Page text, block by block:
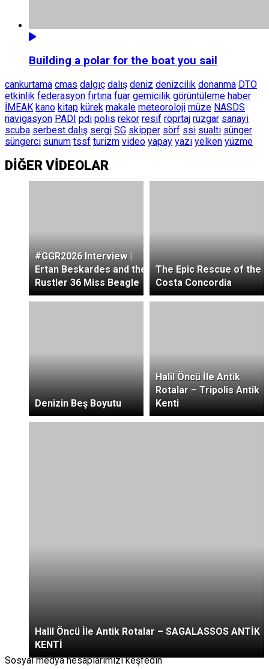
Building a polar for the boat you sail
cankurtama cmas dalgıç dalış deniz denizcilik donanma DTO
etkinlik federasyon fırtına fuar gemicilik görüntüleme haber
İMEAK kano kitap kürek makale meteoroloji müze NASDS
navigasyon PADI pdi polis rekor resif röprtaj rüzgar sanayi
scuba serbest dalış sergi SG skipper sörf ssi sualtı sünger
süngerci sunum tssf turizm video yapay yazı yelken yüzme
DİĞER VİDEOLAR
#GGR2026 Interview |
Ertan Beskardes and the
Rustler 36 Miss Beagle
The Epic Rescue of the
Costa Concordia
Denizin Beş Boyutu
Halil Öncü İle Antik
Rotalar – Tripolis Antik
Kenti
Halil Öncü İle Antik Rotalar – SAGALASSOS ANTİK
KENTİ
Sosyal medya hesaplarımızı keşfedin